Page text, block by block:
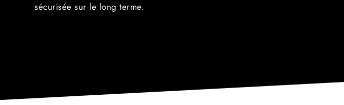
sécurisée sur le long terme.